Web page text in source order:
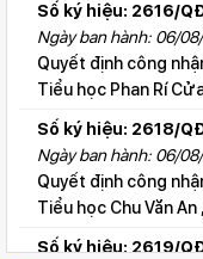
Số ký hiệu: 2616/
Ngày ban hành: 06/
Quyết định công
Tiểu học Phan Rí
Số ký hiệu: 2618/
Ngày ban hành: 06/
Quyết định công
Tiểu học Chu Văn
Số ký hiệu: 2619/